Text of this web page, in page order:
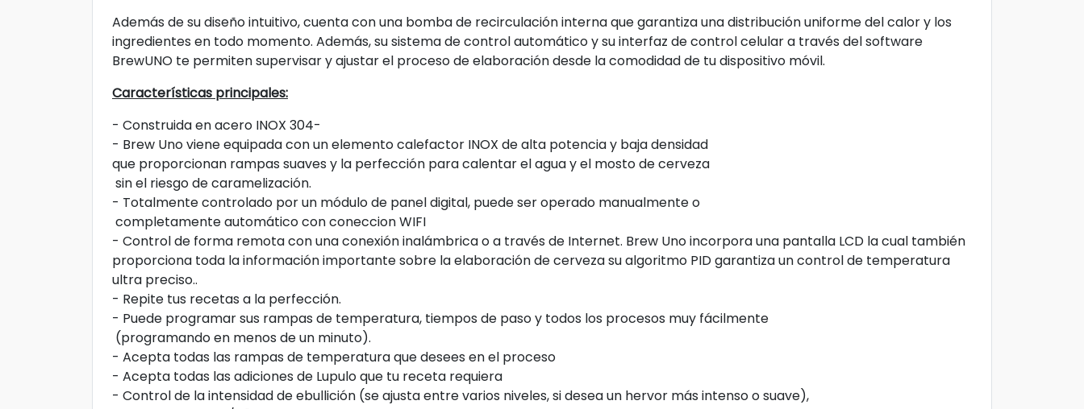
Además de su diseño intuitivo, cuenta con una bomba de recirculación interna que garantiza una distribución uniforme del calor y los
ingredientes en todo momento. Además, su sistema de control automático y su interfaz de control celular a través del software
BrewUNO te permiten supervisar y ajustar el proceso de elaboración desde la comodidad de tu dispositivo móvil.
Características principales:
- Construida en acero INOX 304-
- Brew Uno viene equipada con un elemento calefactor INOX de alta potencia y baja densidad
que proporcionan rampas suaves y la perfección para calentar el agua y el mosto de cerveza
sin el riesgo de caramelización.
- Totalmente controlado por un módulo de panel digital, puede ser operado manualmente o
completamente automático con coneccion WIFI
- Control de forma remota con una conexión inalámbrica o a través de Internet. Brew Uno incorpora una pantalla LCD la cual también
proporciona toda la información importante sobre la elaboración de cerveza su algoritmo PID garantiza un control de temperatura
ultra preciso..
- Repite tus recetas a la perfección.
- Puede programar sus rampas de temperatura, tiempos de paso y todos los procesos muy fácilmente
(programando en menos de un minuto).
- Acepta todas las rampas de temperatura que desees en el proceso
- Acepta todas las adiciones de Lupulo que tu receta requiera
- Control de la intensidad de ebullición (se ajusta entre varios niveles, si desea un hervor más intenso o suave),